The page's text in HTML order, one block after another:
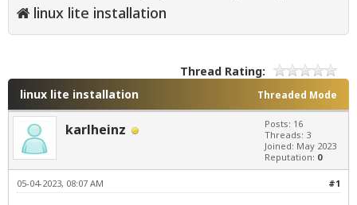
linux lite installation
Thread Rating:
Threaded Mode
linux lite installation
karlheinz
Posts: 16
Threads: 3
Joined: May 2023
Reputation: 0
#1
05-04-2023, 08:07 AM